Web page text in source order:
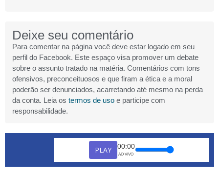
Deixe seu comentário
Para comentar na página você deve estar logado em seu
perfil do Facebook. Este espaço visa promover um debate
sobre o assunto tratado na matéria. Comentários com tons
ofensivos, preconceituosos e que firam a ética e a moral
poderão ser denunciados, acarretando até mesmo na perda
da conta. Leia os termos de uso e participe com
responsabilidade.
PLAY 00:00
AO VIVO